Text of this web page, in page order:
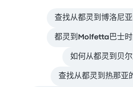
查找从都灵到博洛尼
都灵到Molfetta巴士
如何从都灵到贝
查找从都灵到热那亚